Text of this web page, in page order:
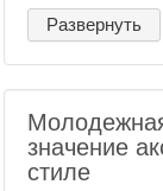
Развернуть
значение
стиле